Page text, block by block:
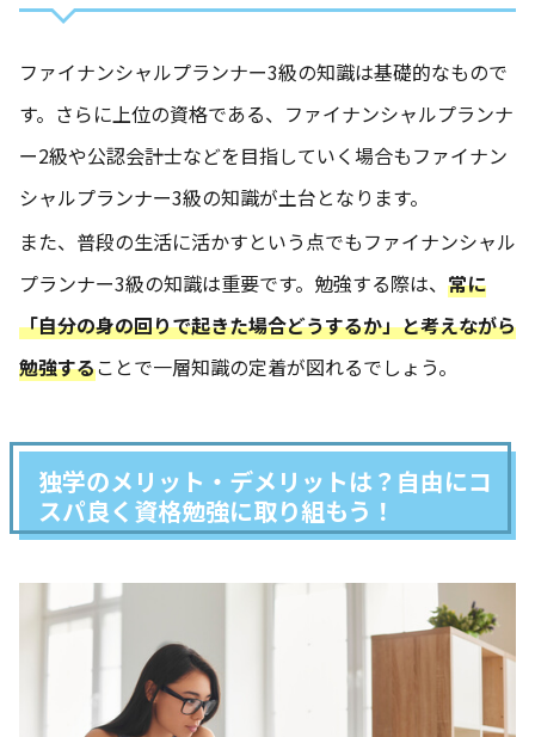
ファイナンシャルプランナー3級の知識は基礎的なもので
す。さらに上位の資格である、ファイナンシャルプランナ
ー2級や公認会計士などを目指していく場合もファイナン
シャルプランナー3級の知識が土台となります。
また、普段の生活に活かすという点でもファイナンシャル
プランナー3級の知識は重要です。勉強する際は、 常に
「自分の身の回りで起きた場合どうするか」と考えながら
勉強することで一層知識の定着が図れるでしょう。
独学のメリット・デメリットは？自由にコ
スパ良く資格勉強に取り組もう！